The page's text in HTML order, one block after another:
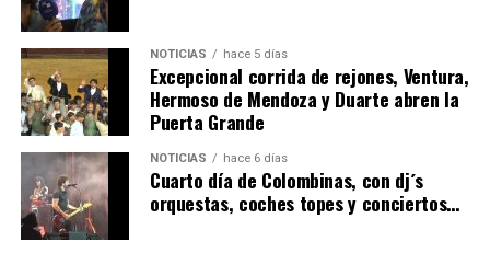
4º DÍA DE LAS FIESTAS COLOMBINAS 2026
hace 6 días Huelvatv
NOTICIAS hace 5 días
Excepcional corrida de rejones, Ventura,
Hermoso de Mendoza y Duarte abren la
Puerta Grande
NOTICIAS hace 6 días
Cuarto día de Colombinas, con dj´s
orquestas, coches topes y conciertos…